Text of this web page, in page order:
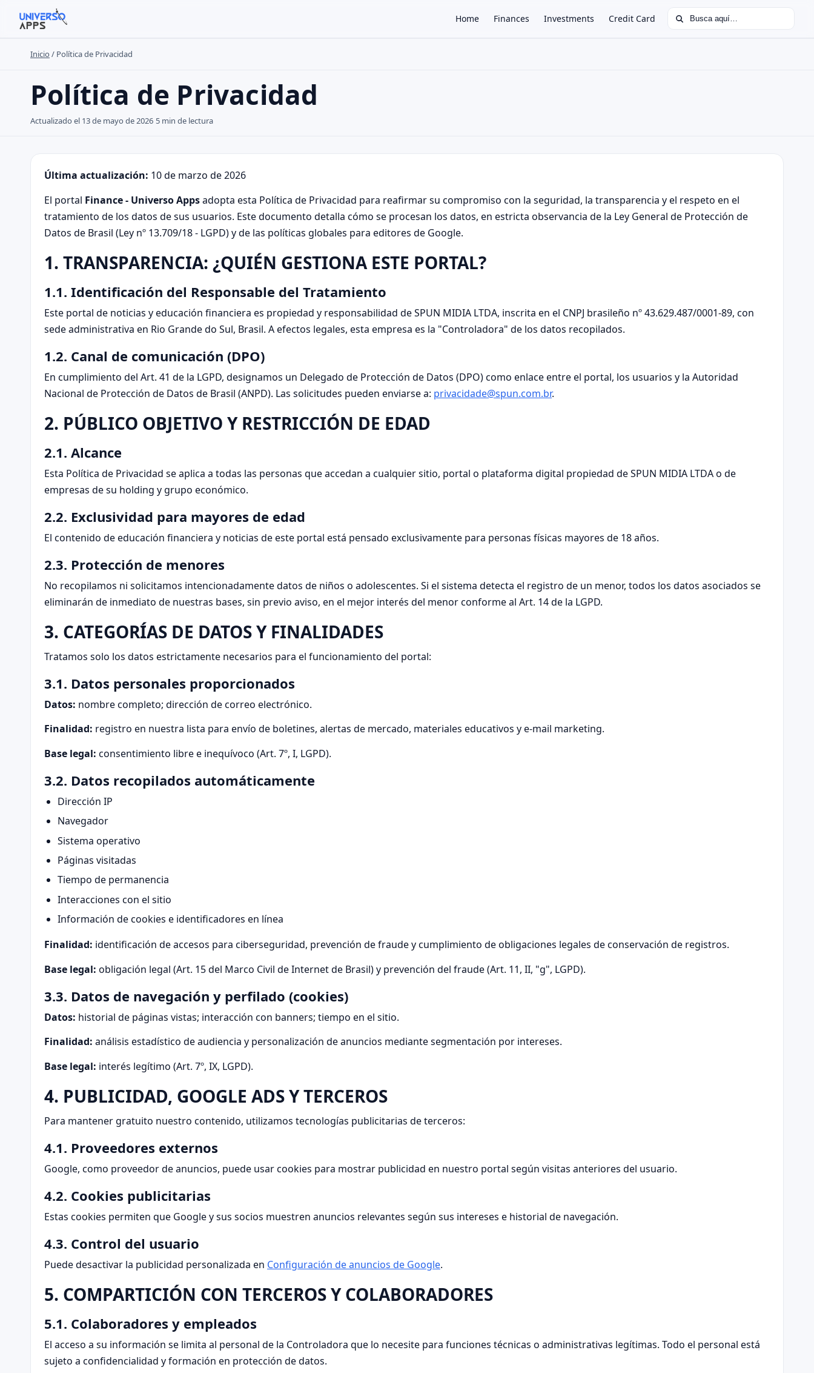
Home Finances Investments Credit Card Buscar:
Buscar en el sitio
Buscar:
Inicio / Política de Privacidad
Política de Privacidad
Actualizado el 13 de mayo de 2026 5 min de lectura
Última actualización: 10 de marzo de 2026
El portal Finance - Universo Appsadopta esta Política de Privacidad para reafirmar su compromiso con la seguridad, la transparencia y el respeto en el
tratamiento de los datos de sus usuarios. Este documento detalla cómo se procesan los datos, en estricta observancia de la Ley General de Protección de
Datos de Brasil (Ley nº 13.709/18 - LGPD) y de las políticas globales para editores de Google.
1. TRANSPARENCIA: ¿QUIÉN GESTIONA ESTE PORTAL?
1.1. Identificación del Responsable del Tratamiento
Este portal de noticias y educación financiera es propiedad y responsabilidad de SPUN MIDIA LTDA, inscrita en el CNPJ brasileño nº 43.629.487/0001-89, con
sede administrativa en Rio Grande do Sul, Brasil. A efectos legales, esta empresa es la "Controladora" de los datos recopilados.
1.2. Canal de comunicación (DPO)
En cumplimiento del Art. 41 de la LGPD, designamos un Delegado de Protección de Datos (DPO) como enlace entre el portal, los usuarios y la Autoridad
Nacional de Protección de Datos de Brasil (ANPD). Las solicitudes pueden enviarse a: privacidade@spun.com.br.
2. PÚBLICO OBJETIVO Y RESTRICCIÓN DE EDAD
2.1. Alcance
Esta Política de Privacidad se aplica a todas las personas que accedan a cualquier sitio, portal o plataforma digital propiedad de SPUN MIDIA LTDA o de
empresas de su holding y grupo económico.
2.2. Exclusividad para mayores de edad
El contenido de educación financiera y noticias de este portal está pensado exclusivamente para personas físicas mayores de 18 años.
2.3. Protección de menores
No recopilamos ni solicitamos intencionadamente datos de niños o adolescentes. Si el sistema detecta el registro de un menor, todos los datos asociados se
eliminarán de inmediato de nuestras bases, sin previo aviso, en el mejor interés del menor conforme al Art. 14 de la LGPD.
3. CATEGORÍAS DE DATOS Y FINALIDADES
Tratamos solo los datos estrictamente necesarios para el funcionamiento del portal:
3.1. Datos personales proporcionados
Datos: nombre completo; dirección de correo electrónico.
Finalidad: registro en nuestra lista para envío de boletines, alertas de mercado, materiales educativos y e-mail marketing.
Base legal: consentimiento libre e inequívoco (Art. 7º, I, LGPD).
3.2. Datos recopilados automáticamente
Dirección IP
Navegador
Sistema operativo
Páginas visitadas
Tiempo de permanencia
Interacciones con el sitio
Información de cookies e identificadores en línea
Finalidad: identificación de accesos para ciberseguridad, prevención de fraude y cumplimiento de obligaciones legales de conservación de registros.
Base legal: obligación legal (Art. 15 del Marco Civil de Internet de Brasil) y prevención del fraude (Art. 11, II, "g", LGPD).
3.3. Datos de navegación y perfilado (cookies)
Datos: historial de páginas vistas; interacción con banners; tiempo en el sitio.
Finalidad: análisis estadístico de audiencia y personalización de anuncios mediante segmentación por intereses.
Base legal: interés legítimo (Art. 7º, IX, LGPD).
4. PUBLICIDAD, GOOGLE ADS Y TERCEROS
Para mantener gratuito nuestro contenido, utilizamos tecnologías publicitarias de terceros:
4.1. Proveedores externos
Google, como proveedor de anuncios, puede usar cookies para mostrar publicidad en nuestro portal según visitas anteriores del usuario.
4.2. Cookies publicitarias
Estas cookies permiten que Google y sus socios muestren anuncios relevantes según sus intereses e historial de navegación.
4.3. Control del usuario
Puede desactivar la publicidad personalizada en Configuración de anuncios de Google.
5. COMPARTICIÓN CON TERCEROS Y COLABORADORES
5.1. Colaboradores y empleados
El acceso a su información se limita al personal de la Controladora que lo necesite para funciones técnicas o administrativas legítimas. Todo el personal está
sujeto a confidencialidad y formación en protección de datos.